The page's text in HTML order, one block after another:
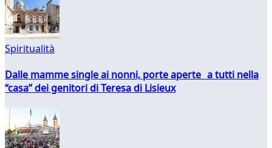
Spiritualità
Dalle mamme single ai nonni, porte aperte a tutti nella
“casa” dei genitori di Teresa di Lisieux